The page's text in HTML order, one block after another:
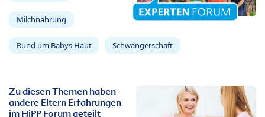
Milchnahrung
Rund um Babys Haut Schwangerschaft
Zu diesen Themen haben
andere Eltern Erfahrungen
im HiPP Forum geteilt